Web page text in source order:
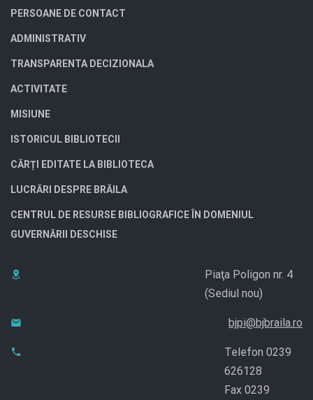
PERSOANE DE CONTACT
ADMINISTRATIV
TRANSPARENTA DECIZIONALA
ACTIVITATE
MISIUNE
ISTORICUL BIBLIOTECII
CĂRȚI EDITATE LA BIBLIOTECA
LUCRĂRI DESPRE BRĂILA
CENTRUL DE RESURSE BIBLIOGRAFICE ÎN DOMENIUL
GUVERNĂRII DESCHISE
Piaţa Poligon nr. 4
(Sediul nou)
bjpi@bjbraila.ro
Telefon 0239
626128
Fax 0239